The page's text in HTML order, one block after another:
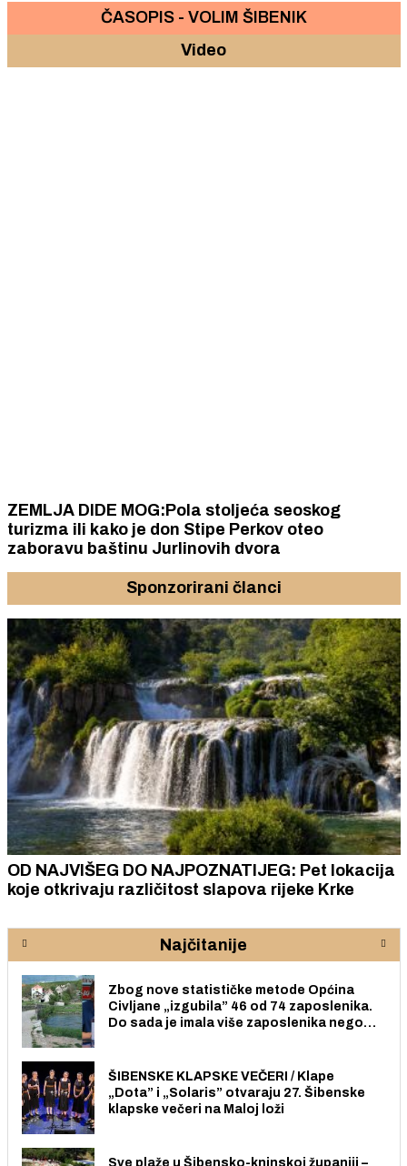
ČASOPIS - VOLIM ŠIBENIK
Video
ZEMLJA DIDE MOG:Pola stoljeća seoskog
turizma ili kako je don Stipe Perkov oteo
zaboravu baštinu Jurlinovih dvora
Sponzorirani članci
OD NAJVIŠEG DO NAJPOZNATIJEG: Pet lokacija
koje otkrivaju različitost slapova rijeke Krke
Najčitanije
Zbog nove statističke metode Općina
Civljane „izgubila” 46 od 74 zaposlenika.
Do sada je imala više zaposlenika nego
ŠIBENSKE KLAPSKE VEČERI / Klape
„Dota” i „Solaris” otvaraju 27. Šibenske
klapske večeri na Maloj loži
Sve plaže u Šibensko-kninskoj županiji –